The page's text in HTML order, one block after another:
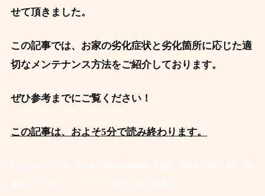
せて頂きました。
この記事では、お家の劣化症状と劣化箇所に応じた適
切なメンテナンス方法をご紹介しております。
ぜひ参考までにご覧ください！
この記事は、およそ5分で読み終わります。